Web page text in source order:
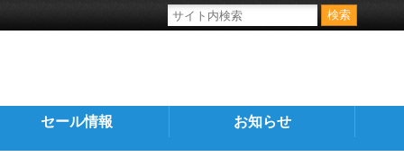
セール情報 お知らせ